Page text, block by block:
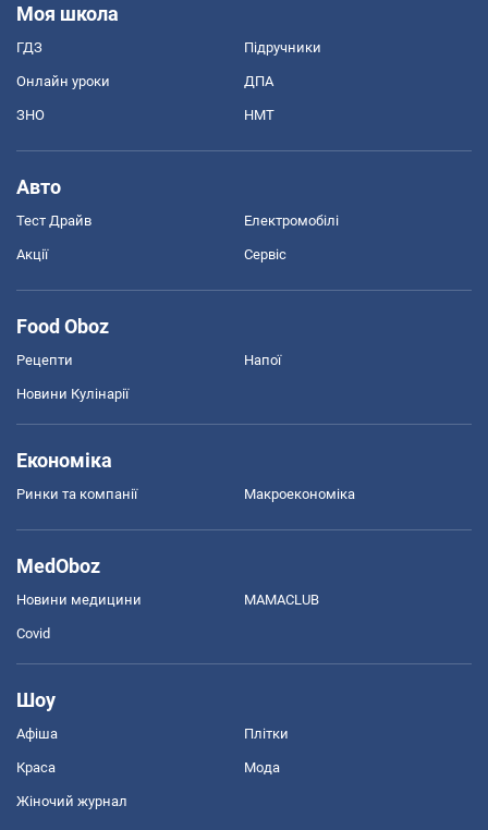
Моя школа
ГДЗ Підручники
Онлайн уроки ДПА
ЗНО НМТ
Авто
Тест Драйв Електромобілі
Акції Сервіс
Food Oboz
Рецепти Напої
Новини Кулінарії
Економіка
Ринки та компанії Макроекономіка
MedOboz
Новини медицини MAMACLUB
Covid
Шоу
Афіша Плітки
Краса Мода
Жіночий журнал